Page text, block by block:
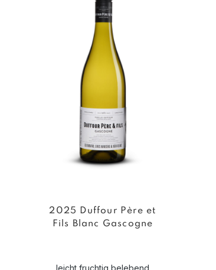
2025 Duffour Père et
Fils Blanc Gascogne
leicht fruchtig belebend